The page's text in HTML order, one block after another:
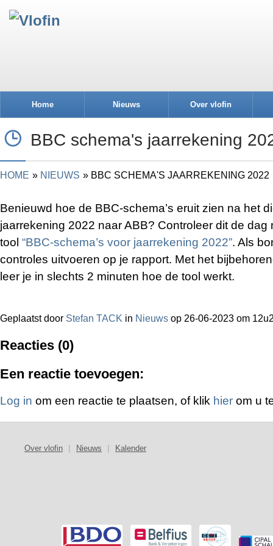
Home Nieuws Over vlofin
BBC schema's jaarrekening
HOME NIEUWS BBC SCHEMA'S JAARREKENING 2022
Benieuwd hoe de BBC-schema’s eruit zien na het
jaarrekening 2022 naar ABB? Controleer dit de dag
tool “BBC-schema’s voor jaarrekening 2022”. Als
controles uitvoeren op je rapport. Met het
leer je in slechts 2 minuten hoe de tool werkt.
Geplaatst door Stefan TACK in Nieuws op 26-06-2023 om
Reacties (0)
Een reactie toevoegen:
Log in om een reactie te plaatsen, of klik hier om u
Over vlofin Nieuws Kalender